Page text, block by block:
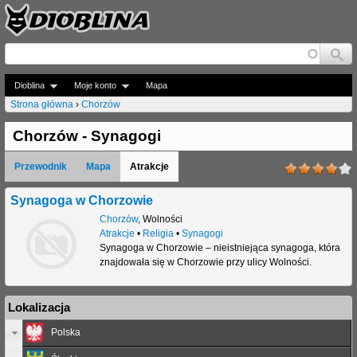
Jump to navigation
Dioblina Moje konto Mapa
J
e
s
t
u
Strona główna › Chorzów
Chorzów - Synagogi
Przewodnik Mapa Atrakcje
Synagoga w Chorzowie
Chorzów, Wolności
Atrakcje • Religia • Synagogi
Synagoga w Chorzowie – nieistniejąca synagoga, która
znajdowała się w Chorzowie przy ulicy Wolności.
Lokalizacja
Polska